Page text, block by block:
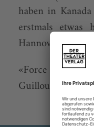
haben in
erstmals
Hannover gewann.
«Force
Guillous. Die mit